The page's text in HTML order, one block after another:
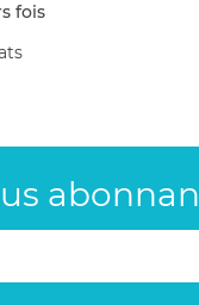
fois